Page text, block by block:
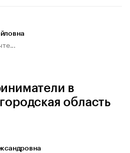
в
область